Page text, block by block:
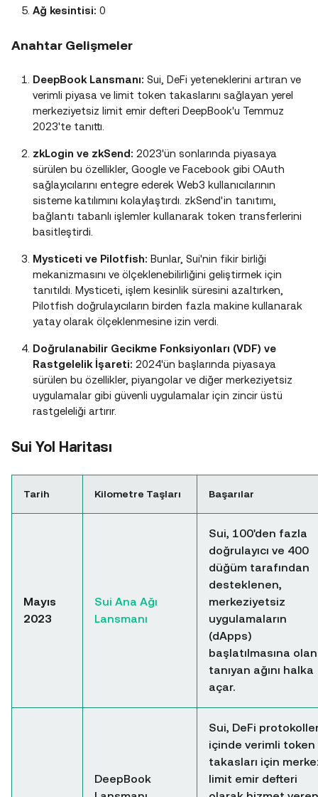
Ağ kesintisi: 0
Anahtar Gelişmeler
DeepBook Lansmanı: Sui, DeFi yeteneklerini artıran ve
verimli piyasa ve limit token takaslarını sağlayan yerel
merkeziyetsiz limit emir defteri DeepBook'u Temmuz
2023'te tanıttı​.
zkLogin ve zkSend: 2023'ün sonlarında piyasaya
sürülen bu özellikler, Google ve Facebook gibi OAuth
sağlayıcılarını entegre ederek Web3 kullanıcılarının
sisteme katılımını kolaylaştırdı. zkSend'in tanıtımı,
bağlantı tabanlı işlemler kullanarak token transferlerini
basitleştirdi.
Mysticeti ve Pilotfish: Bunlar, Sui'nin fikir birliği
mekanizmasını ve ölçeklenebilirliğini geliştirmek için
tanıtıldı. Mysticeti, işlem kesinlik süresini azaltırken,
Pilotfish doğrulayıcıların birden fazla makine kullanarak
yatay olarak ölçeklenmesine izin verdi.
Doğrulanabilir Gecikme Fonksiyonları (VDF) ve
Rastgelelik İşareti: 2024'ün başlarında piyasaya
sürülen bu özellikler, piyangolar ve diğer merkeziyetsiz
uygulamalar gibi güvenli uygulamalar için zincir üstü
rastgeleliği artırır.
Sui Yol Haritası
Tarih Kilometre Taşları Başarılar
Mayıs
2023
Sui Ana Ağı
Lansmanı
Sui, 100'den fazla
doğrulayıcı ve 400
düğüm tarafından
desteklenen,
merkeziyetsiz
uygulamaların
(dApps)
başlatılmasına
tanıyan ağını halka
açar.
DeepBook
Sui, DeFi
içinde verimli token
takasları için
limit emir defteri